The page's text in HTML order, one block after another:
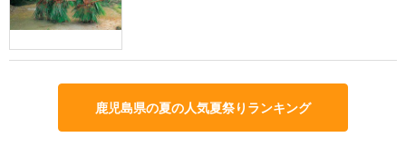
鹿児島県の夏の人気夏祭りランキング